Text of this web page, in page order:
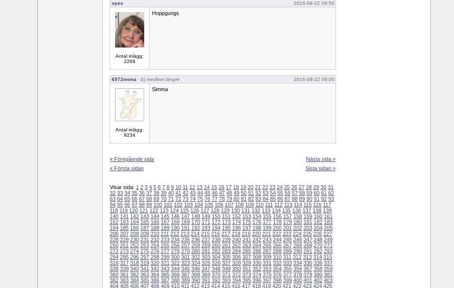
oyes 2016-08-22 08:56
Antal inlägg:
2266
Hoppgungs
6972mona - Ej medlem längre 2016-08-22 09:00
Antal inlägg:
9234
Simma
« Föregående sida
« Första sidan
Nästa sida »
Sista sidan »
Visar sida: 1 2 3 4 5 6 7 8 9 10 11 12 13 14 15 16 17 18 19 20 21 22 23 24 25 26 27 28 29 30 31
32 33 34 35 36 37 38 39 40 41 42 43 44 45 46 47 48 49 50 51 52 53 54 55 56 57 58 59 60 61 62
63 64 65 66 67 68 69 70 71 72 73 74 75 76 77 78 79 80 81 82 83 84 85 86 87 88 89 90 91 92 93
94 95 96 97 98 99 100 101 102 103 104 105 106 107 108 109 110 111 112 113 114 115 116 117
118 119 120 121 122 123 124 125 126 127 128 129 130 131 132 133 134 135 136 137 138 139
140 141 142 143 144 145 146 147 148 149 150 151 152 153 154 155 156 157 158 159 160 161
162 163 164 165 166 167 168 169 170 171 172 173 174 175 176 177 178 179 180 181 182 183
184 185 186 187 188 189 190 191 192 193 194 195 196 197 198 199 200 201 202 203 204 205
206 207 208 209 210 211 212 213 214 215 216 217 218 219 220 221 222 223 224 225 226 227
228 229 230 231 232 233 234 235 236 237 238 239 240 241 242 243 244 245 246 247 248 249
250 251 252 253 254 255 256 257 258 259 260 261 262 263 264 265 266 267 268 269 270 271
272 273 274 275 276 277 278 279 280 281 282 283 284 285 286 287 288 289 290 291 292 293
294 295 296 297 298 299 300 301 302 303 304 305 306 307 308 309 310 311 312 313 314 315
316 317 318 319 320 321 322 323 324 325 326 327 328 329 330 331 332 333 334 335 336 337
338 339 340 341 342 343 344 345 346 347 348 349 350 351 352 353 354 355 356 357 358 359
360 361 362 363 364 365 366 367 368 369 370 371 372 373 374 375 376 377 378 379 380 381
382 383 384 385 386 387 388 389 390 391 392 393 394 395 396 397 398 399 400 401 402 403
404 405 406 407 408 409 410 411 412 413 414 415 416 417 418 419 420 421 422 423 424 425